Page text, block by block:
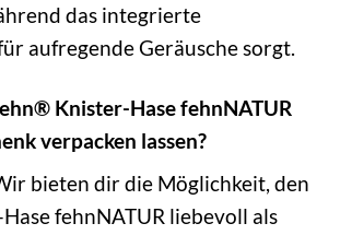
das integrierte
aufregende Geräusche sorgt.
Knister-Hase fehnNATUR
verpacken lassen?
bieten dir die Möglichkeit, den
fehnNATUR liebevoll als